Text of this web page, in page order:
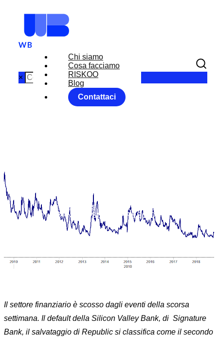
Chi siamo
Cosa facciamo
RISKOO
Blog
Contattaci
×
BANCHE
Home News
RISKOO MONITOR
BANCHE SOTTO PRESSIONE
Il settore finanziario è scosso dagli eventi della scorsa
settimana. Il default della Silicon Valley Bank, di Signature
Bank, il salvataggio di Republic si classifica come il secondo